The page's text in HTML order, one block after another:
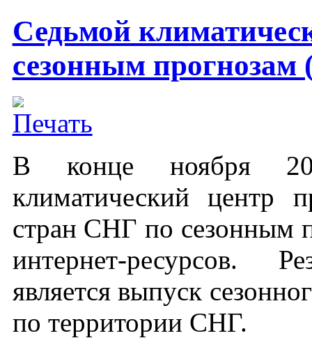
Седьмой
сезонным
В конце ноября
климатический центр
стран СНГ по сезонным
интернет-ресурсов.
является выпуск
по территории СНГ.